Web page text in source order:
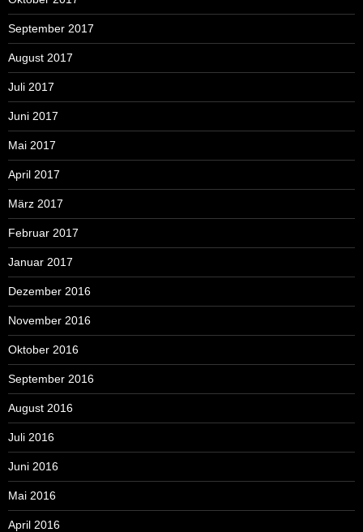
September 2017
August 2017
Juli 2017
Juni 2017
Mai 2017
April 2017
März 2017
Februar 2017
Januar 2017
Dezember 2016
November 2016
Oktober 2016
September 2016
August 2016
Juli 2016
Juni 2016
Mai 2016
April 2016